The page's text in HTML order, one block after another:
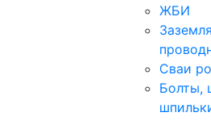
ЖБИ
Сваи
Болты,